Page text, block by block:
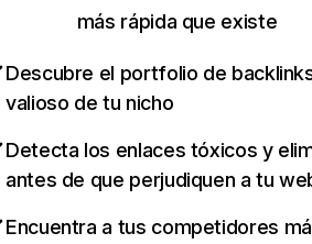
más rápida que existe
Descubre el portfolio de
valioso de tu nicho
Detecta los enlaces tóxicos y
antes de que perjudiquen a tu
Encuentra a tus competidores